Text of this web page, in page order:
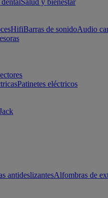
Salud y bienestar
HifiBarras de sonidoAudio
Patinetes eléctricos
antideslizantesAlfombras de